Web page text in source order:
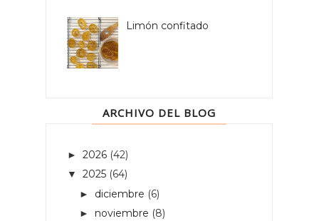
Limón confitado
ARCHIVO DEL BLOG
► 2026 (42)
▼ 2025 (64)
► diciembre (6)
► noviembre (8)